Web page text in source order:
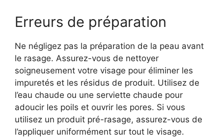
Erreurs de préparation
Ne négligez pas la préparation de la peau avant
le rasage. Assurez-vous de nettoyer
soigneusement votre visage pour éliminer les
impuretés et les résidus de produit. Utilisez de
l’eau chaude ou une serviette chaude pour
adoucir les poils et ouvrir les pores. Si vous
utilisez un produit pré-rasage, assurez-vous de
l’appliquer uniformément sur tout le visage.